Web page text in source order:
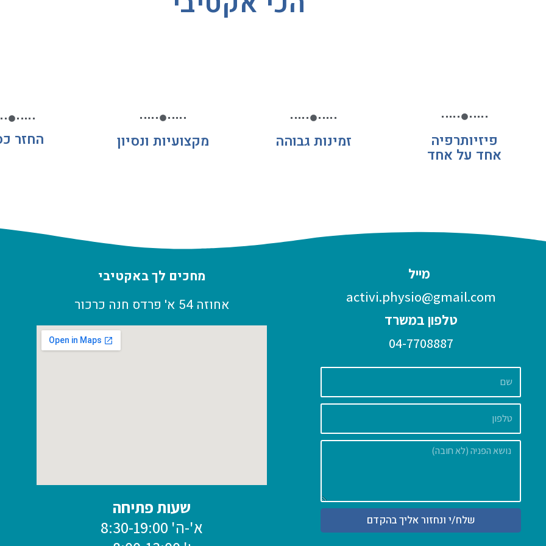
פיזיותרפיה
אחד על אחד
זמינות גבוהה מקצועיות ונסיון החזר
מייל
activi.physio@gmail.com
טלפון במשרד
04-7708887
הודעה
שלח/י ונחזור אליך בהקדם
מחכים לך באקטיבי
אחוזה 54 א' פרדס חנה כרכור
שעות פתיחה
א'-ה' 8:30-19:00